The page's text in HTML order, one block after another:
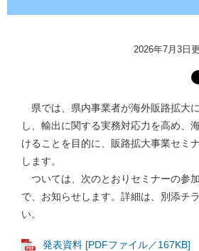
2026年7月3日
県では、県内事業者が海外販路拡大
し、輸出に関する実務対応力を高め、
けることを目的に、販路拡大事業セミ
します。
ついては、次のとおりセミナーの参
で、お知らせします。詳細は、別添チ
い。
発表資料 [PDFファイル／167KB]